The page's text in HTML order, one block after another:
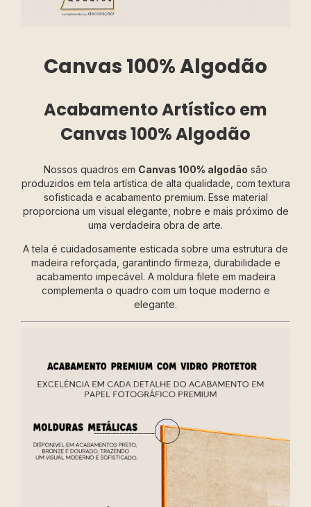
Canvas 100% Algodão
Acabamento Artístico em
Canvas 100% Algodão
Nossos quadros em Canvas 100% algodão são
produzidos em tela artística de alta qualidade, com textura
sofisticada e acabamento premium. Esse material
proporciona um visual elegante, nobre e mais próximo de
uma verdadeira obra de arte.
A tela é cuidadosamente esticada sobre uma estrutura de
madeira reforçada, garantindo firmeza, durabilidade e
acabamento impecável. A moldura filete em madeira
complementa o quadro com um toque moderno e
elegante.